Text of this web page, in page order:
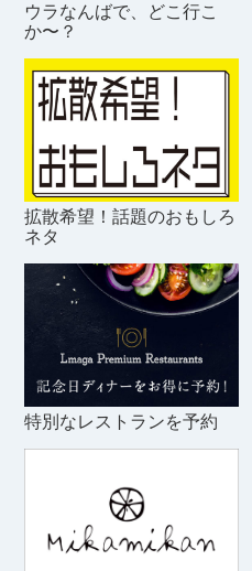
ウラなんばで、どこ行こ
か〜？
拡散希望！話題のおもしろ
ネタ
特別なレストランを予約